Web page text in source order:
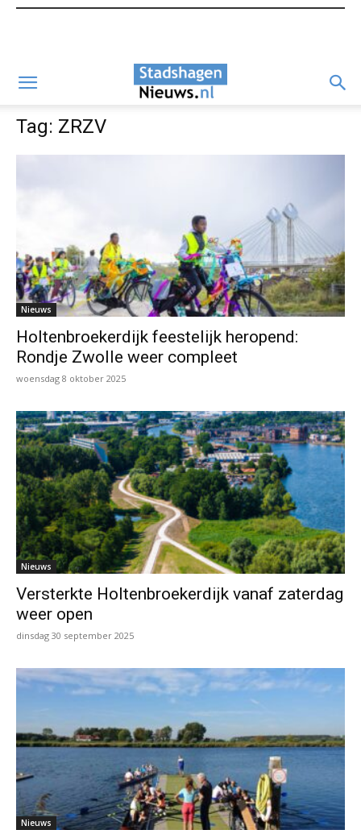
Tag: ZRZV
Nieuws
Holtenbroekerdijk feestelijk heropend:
Rondje Zwolle weer compleet
woensdag 8 oktober 2025
Nieuws
Versterkte Holtenbroekerdijk vanaf zaterdag
weer open
dinsdag 30 september 2025
Nieuws